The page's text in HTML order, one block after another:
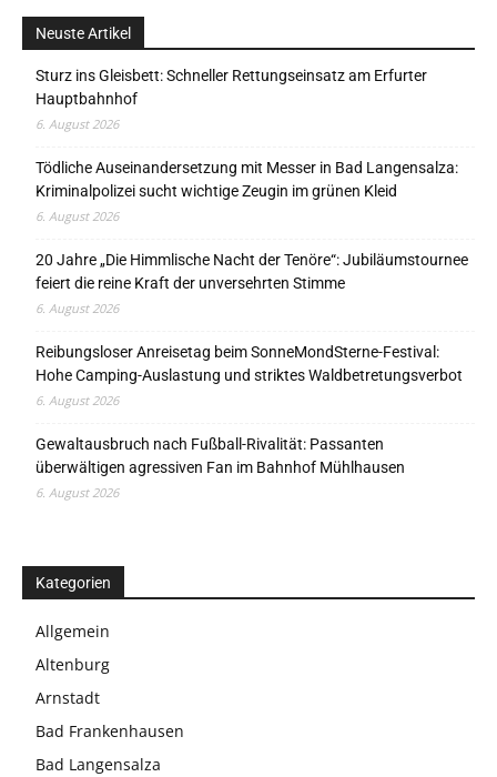
Neuste Artikel
Sturz ins Gleisbett: Schneller Rettungseinsatz am Erfurter
Hauptbahnhof
6. August 2026
Tödliche Auseinandersetzung mit Messer in Bad Langensalza:
Kriminalpolizei sucht wichtige Zeugin im grünen Kleid
6. August 2026
20 Jahre „Die Himmlische Nacht der Tenöre“: Jubiläumstournee
feiert die reine Kraft der unversehrten Stimme
6. August 2026
Reibungsloser Anreisetag beim SonneMondSterne-Festival:
Hohe Camping-Auslastung und striktes Waldbetretungsverbot
6. August 2026
Gewaltausbruch nach Fußball-Rivalität: Passanten
überwältigen agressiven Fan im Bahnhof Mühlhausen
6. August 2026
Kategorien
Allgemein
Altenburg
Arnstadt
Bad Frankenhausen
Bad Langensalza